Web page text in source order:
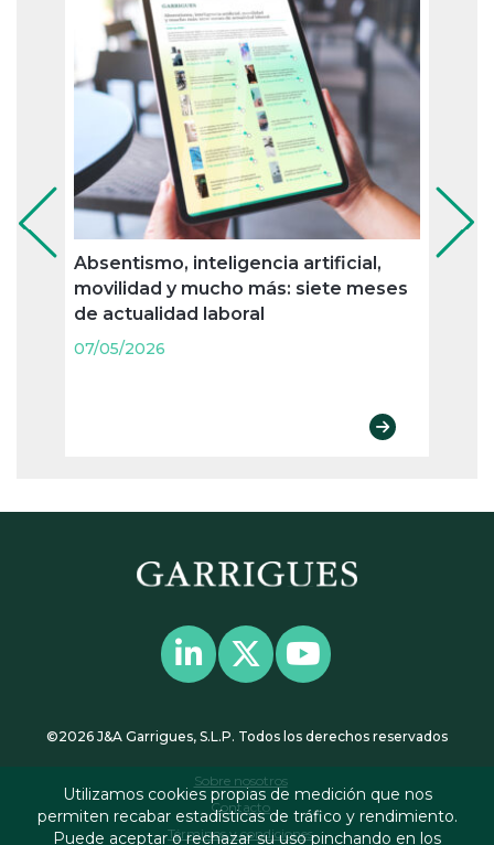
Absentismo, inteligencia artificial,
movilidad y mucho más: siete meses
de actualidad laboral
07/05/2026
©2026 J&A Garrigues, S.L.P. Todos los derechos reservados
Sobre nosotros
Contacto
Términos y condiciones
Utilizamos cookies propias de medición que nos
permiten recabar estadísticas de tráfico y rendimiento.
Puede aceptar o rechazar su uso pinchando en los